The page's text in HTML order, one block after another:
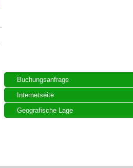
Buchungsanfrage
Internetseite
Geografische Lage